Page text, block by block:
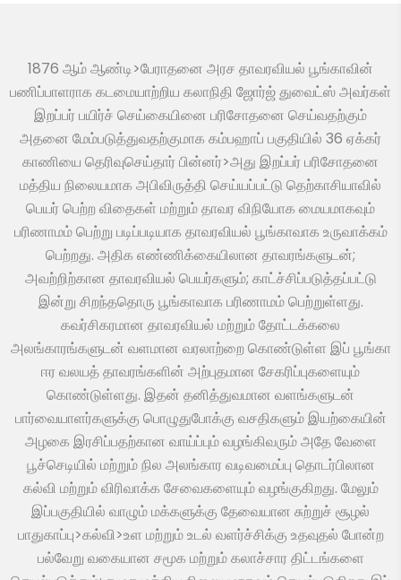
1876 ஆம் ஆண்டி>பேராதனை அரச தாவரவியல் பூங்காவின்
பணிப்பாளராக கடமையாற்றிய கலாநிதி ஜோர்ஜ் துவைட்ஸ் அவர்கள்
இறப்பர் பயிர்ச் செய்கையினை பரிசோதனை செய்வதற்கும்
அதனை மேம்படுத்துவதற்குமாக கம்பஹாப் பகுதியில் 36 ஏக்கர்
காணியை தெரிவுசெய்தார் பின்னர்>அது இறப்பர் பரிசோதனை
மத்திய நிலையமாக அபிவிருத்தி செய்யப்பட்டு தெற்காசியாவில்
பெயர் பெற்ற விதைகள் மற்றும் தாவர விநியோக மையமாகவும்
பரிணாமம் பெற்று படிப்படியாக தாவரவியல் பூங்காவாக உருவாக்கம்
பெற்றது. அதிக எண்ணிக்கையிலான தாவரங்களுடன்;
அவற்றிற்கான தாவரவியல் பெயர்களும்; காட்ச்சிப்படுத்தப்பட்டு
இன்று சிறந்ததொரு பூங்காவாக பரிணாமம் பெற்றுள்ளது.
கவர்சிகரமான தாவரவியல் மற்றும் தோட்டக்கலை
அலங்காரங்களுடன் வளமான வரலாற்றை கொண்டுள்ள இப் பூங்கா
ஈர வலயத் தாவரங்களின் அற்புதமான சேகரிப்புகளையும்
கொண்டுள்ளது. இதன் தனித்துவமான வளங்களுடன்
பார்வையாளர்களுக்கு பொழுதுபோக்கு வசதிகளும் இயற்கையின்
அழகை இரசிப்பதற்கான வாய்ப்பும் வழங்கிவரும் அதே வேளை
பூச்செடியில் மற்றும் நில அலங்கார வடிவமைப்பு தொடர்பிலான
கல்வி மற்றும் விரிவாக்க சேவைகளையும் வழங்குகிறது. மேலும்
இப்பகுதியில் வாழும் மக்களுக்கு தேவையான சுற்றுச் சூழல்
பாதுகாப்பு>கல்வி>உள மற்றும் உடல் வளர்ச்சிக்கு உதவுதல் போன்ற
பல்வேறு வகையான சமூக மற்றும் கலாச்சார திட்டங்களை